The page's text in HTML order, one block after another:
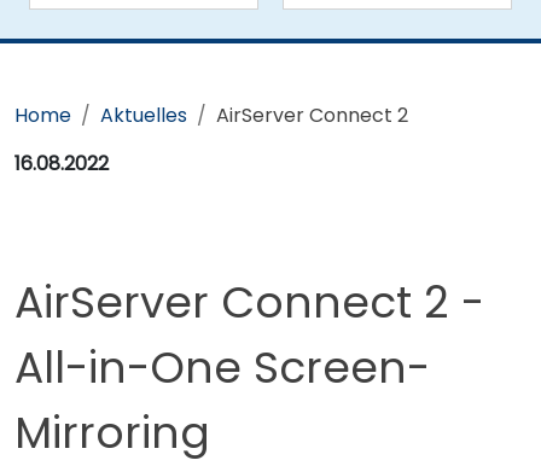
Home Aktuelles
AirServer Connect 2
16.08.2022
AirServer Connect 2 -
All-in-One Screen-
Mirroring